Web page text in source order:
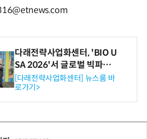
다래전략사업화센터, 'BIO U
SA 2026'서 글로벌 빅파마
와의 비즈니스 미팅 지원…K
-바이오 해외 진출 교두보 확
보
[다래전략사업화센터] 뉴스룸 바
로가기>